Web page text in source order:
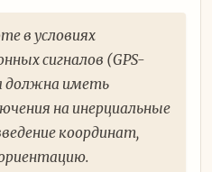
в условиях
сигналов (GPS-
должна иметь
на инерциальные
координат,